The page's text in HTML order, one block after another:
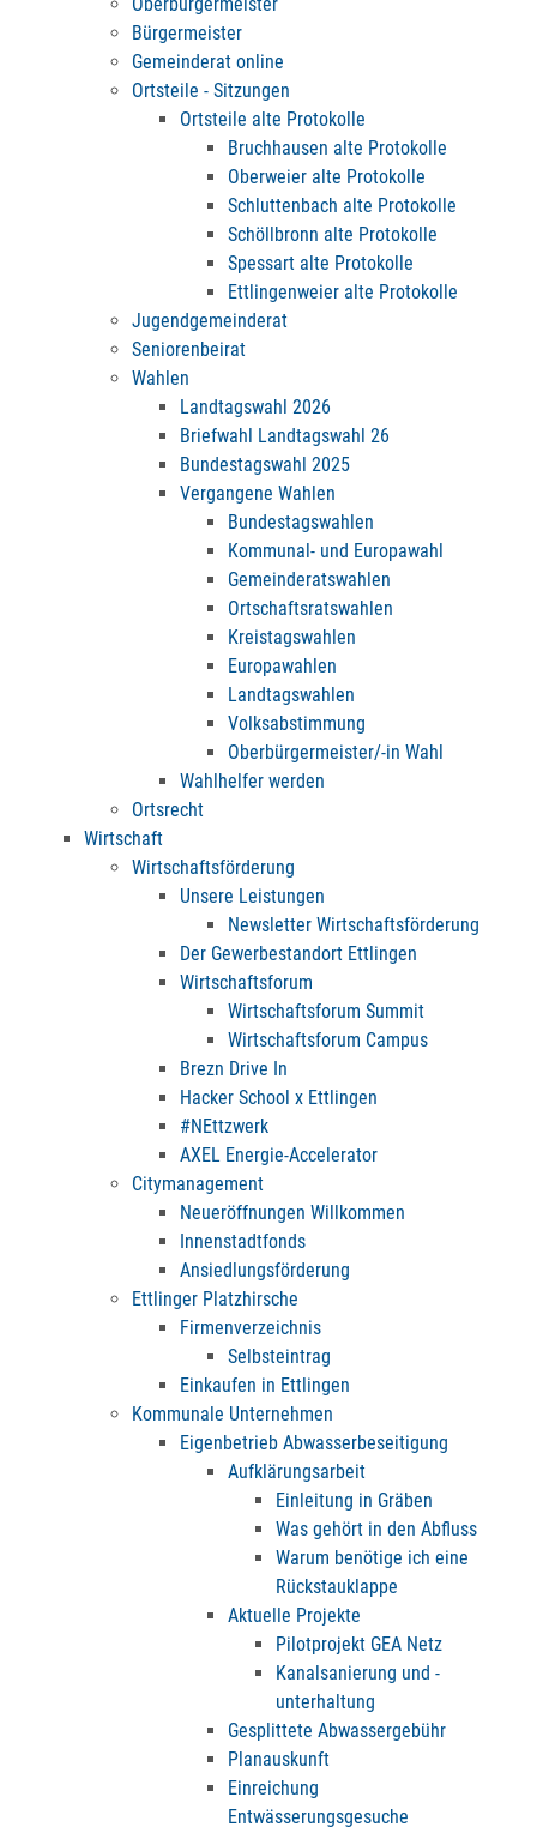
Bürgermeister
Gemeinderat online
Ortsteile - Sitzungen
Ortsteile alte Protokolle
Bruchhausen alte Protokolle
Oberweier alte Protokolle
Schluttenbach alte Protokolle
Schöllbronn alte Protokolle
Spessart alte Protokolle
Ettlingenweier alte Protokolle
Jugendgemeinderat
Seniorenbeirat
Wahlen
Landtagswahl 2026
Briefwahl Landtagswahl 26
Bundestagswahl 2025
Vergangene Wahlen
Bundestagswahlen
Kommunal- und Europawahl
Gemeinderatswahlen
Ortschaftsratswahlen
Kreistagswahlen
Europawahlen
Landtagswahlen
Volksabstimmung
Oberbürgermeister/-in Wahl
Wahlhelfer werden
Ortsrecht
Wirtschaft
Wirtschaftsförderung
Unsere Leistungen
Newsletter Wirtschaftsförderung
Der Gewerbestandort Ettlingen
Wirtschaftsforum
Wirtschaftsforum Summit
Wirtschaftsforum Campus
Brezn Drive In
Hacker School x Ettlingen
#NEttzwerk
AXEL Energie-Accelerator
Citymanagement
Neueröffnungen Willkommen
Innenstadtfonds
Ansiedlungsförderung
Ettlinger Platzhirsche
Firmenverzeichnis
Selbsteintrag
Einkaufen in Ettlingen
Kommunale Unternehmen
Eigenbetrieb Abwasserbeseitigung
Aufklärungsarbeit
Einleitung in Gräben
Was gehört in den Abfluss
Warum benötige ich eine
Rückstauklappe
Aktuelle Projekte
Pilotprojekt GEA Netz
Kanalsanierung und -
unterhaltung
Gesplittete Abwassergebühr
Planauskunft
Einreichung
Entwässerungsgesuche